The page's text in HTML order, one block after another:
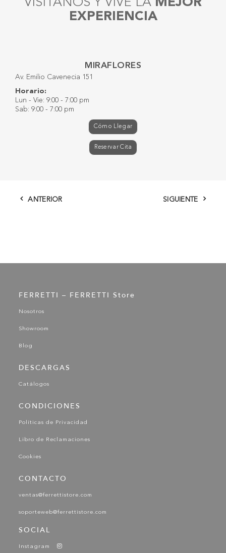
EXPERIENCIA
MIRAFLORES
Av. Emilio Cavenecia 151
Horario:
Lun - Vie: 9:00 - 7:00 pm
Sab: 9:00 - 7:00 pm
Cómo Llegar
Reservar Cita
ANTERIOR SIGUIENTE
FERRETTI – FERRETTI Store
Nosotros
Showroom
Blog
DESCARGAS
Catálogos
CONDICIONES
Políticas de Privacidad
Libro de Reclamaciones
Cookies
CONTACTO
ventas@ferrettistore.com
soporteweb@ferrettistore.com
SOCIAL
Instagram